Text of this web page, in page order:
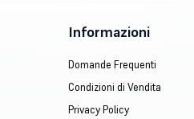
Informazioni
Domande Frequenti
Condizioni di Vendita
Privacy Policy